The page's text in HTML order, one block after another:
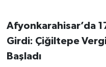
Afyonkarahisar’da
Girdi: Çiğiltepe
Başladı